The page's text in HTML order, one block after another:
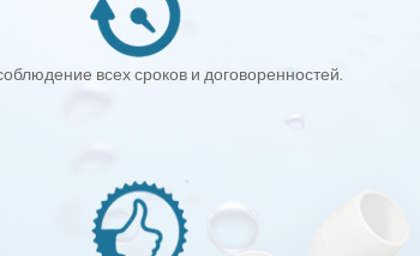
всех сроков и договоренностей.